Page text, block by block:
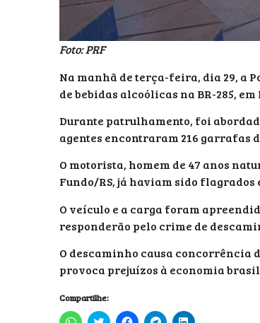
Foto: PRF
Na manhã de terça-feira, dia 29, a
de bebidas alcoólicas na BR-285, em
Durante patrulhamento, foi
agentes encontraram 216 garrafas
O motorista, homem de 47 anos
Fundo/RS, já haviam sido
O veículo e a carga foram
responderão pelo crime de
O descaminho causa concorrência
provoca prejuízos à economia
Compartilhe: